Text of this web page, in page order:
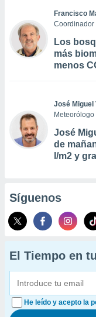
Francisco
Coordinador
Los
más
menos
José Miguel
Meteorólogo
José
de
l/m2 y
Síguenos
El Tiempo en
He leído y acepto la